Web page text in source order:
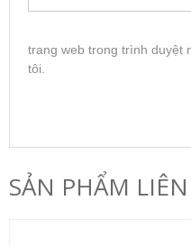
trang web trong trình duyệt
tôi.
SẢN PHẨM